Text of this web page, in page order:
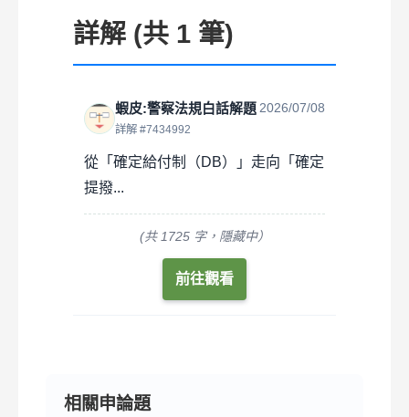
詳解 (共 1 筆)
蝦皮:警察法規白話解題
詳解 #7434992
2026/07/08
從「確定給付制（DB）」走向「確定
提撥...
(共 1725 字，隱藏中）
前往觀看
相關申論題